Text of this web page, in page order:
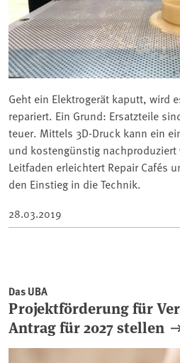
Geht ein Elektrogerät kaputt, wird
repariert. Ein Grund: Ersatzteile
teuer. Mittels 3D-Druck kann ein
und kostengünstig nachproduziert
Leitfaden erleichtert Repair Cafés
den Einstieg in die Technik.
28.03.2019
Das UBA
Projektförderung für
Antrag für 2027 stellen